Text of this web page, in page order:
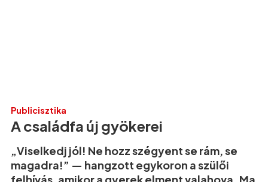
Publicisztika
A családfa új gyökerei
„Viselkedj jól! Ne hozz szégyent se rám, se
magadra!” — hangzott egykoron a szülői